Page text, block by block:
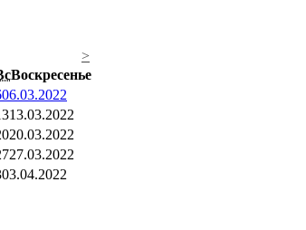
>
Воскресенье
06.03.2022
13.03.2022
20.03.2022
27.03.2022
03.04.2022